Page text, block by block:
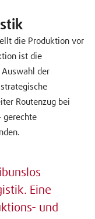
die Produktion vor
ist die
Auswahl der
Routenzug bei
gerechte
Eine
und